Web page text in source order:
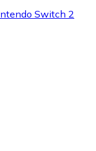
Switch 2